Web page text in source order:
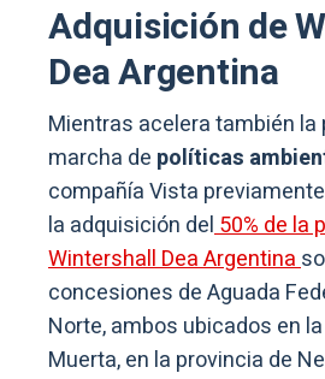
Adquisición de
Dea Argentina
Mientras acelera también la
marcha de políticas
compañía Vista
la adquisición del50% de la
Wintershall Dea Argentina
concesiones de Aguada
Norte, ambos ubicados en
Muerta, en la provincia de